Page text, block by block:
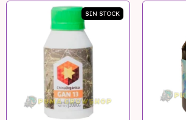
SIN STOCK